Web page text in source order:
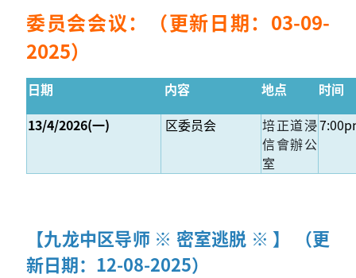
委员会会议：（更新日期：03-09-
2025）
日期 内容 地点
时间
13/4/2026(一)
区委员会
培正道浸
信會辦公
室
【九龙中区导师 ※ 密室逃脱 ※ 】 （更
新日期：12-08-2025）